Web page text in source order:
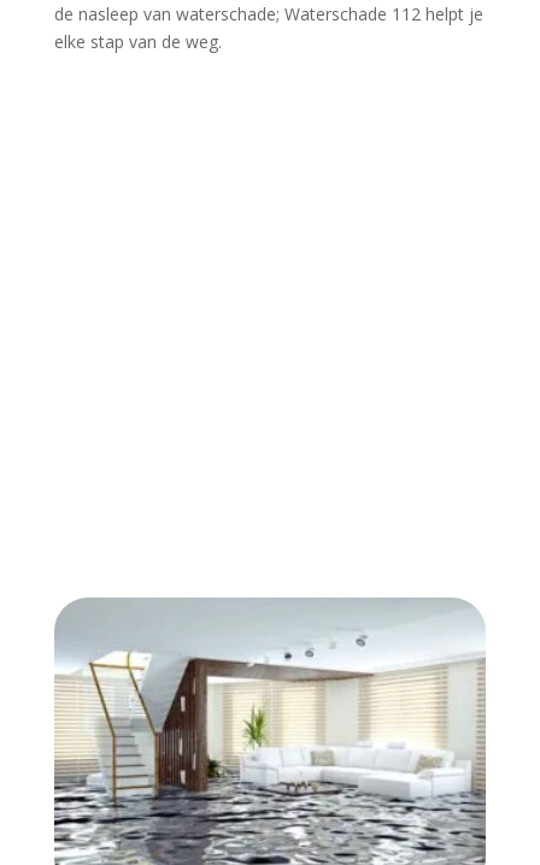
de nasleep van waterschade; Waterschade 112 helpt je
elke stap van de weg.​